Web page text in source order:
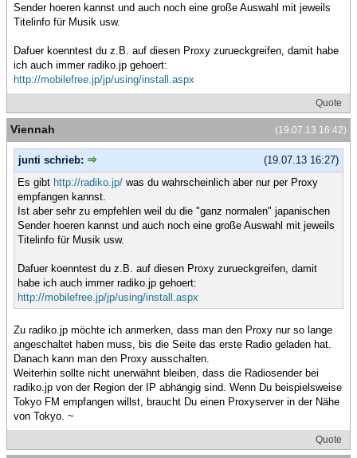
Sender hoeren kannst und auch noch eine große Auswahl mit jeweils
Titelinfo für Musik usw.
Dafuer koenntest du z.B. auf diesen Proxy zurueckgreifen, damit habe
ich auch immer radiko.jp gehoert:
http://mobilefree.jp/jp/using/install.aspx
Quote
(19.07.13 16:42)
Viennah
(19.07.13 16:27)
junti schrieb:
Es gibt http://radiko.jp/ was du wahrscheinlich aber nur per Proxy
empfangen kannst.
Ist aber sehr zu empfehlen weil du die "ganz normalen" japanischen
Sender hoeren kannst und auch noch eine große Auswahl mit jeweils
Titelinfo für Musik usw.
Dafuer koenntest du z.B. auf diesen Proxy zurueckgreifen, damit
habe ich auch immer radiko.jp gehoert:
http://mobilefree.jp/jp/using/install.aspx
Zu radiko.jp möchte ich anmerken, dass man den Proxy nur so lange
angeschaltet haben muss, bis die Seite das erste Radio geladen hat.
Danach kann man den Proxy ausschalten.
Weiterhin sollte nicht unerwähnt bleiben, dass die Radiosender bei
radiko.jp von der Region der IP abhängig sind. Wenn Du beispielsweise
Tokyo FM empfangen willst, braucht Du einen Proxyserver in der Nähe
von Tokyo. ~
Quote